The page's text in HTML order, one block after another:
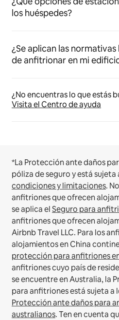
los huéspedes?
¿Se aplican las normativas
de anfitrionar en mi
¿No encuentras lo que estás
Visita el Centro de ayuda
*La Protección ante daños
póliza de seguro y está sujeta
condiciones y limitaciones.
anfitriones que ofrecen
se aplica elSeguro para
anfitriones que ofrecen
Airbnb Travel LLC. Para los
alojamientos en China
protección para anfitriones
anfitriones cuyo país de
se encuentre en Australia, la
para anfitriones está sujeta a
Protección ante daños para
australianos. Ten en cuenta